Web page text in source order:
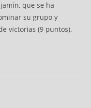
que se ha
su grupo y
victorias (9 puntos).